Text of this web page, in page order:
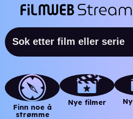
Finn noe å
strømme
Nye filmer